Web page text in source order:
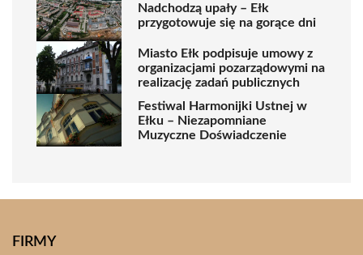
Nadchodzą upały – Ełk
przygotowuje się na gorące dni
Miasto Ełk podpisuje umowy z
organizacjami pozarządowymi na
realizację zadań publicznych
Festiwal Harmonijki Ustnej w
Ełku – Niezapomniane
Muzyczne Doświadczenie
FIRMY